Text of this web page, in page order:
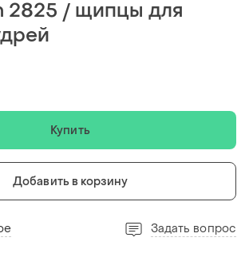
2825 / щипцы для
Купить
Добавить в корзину
Задать вопрос